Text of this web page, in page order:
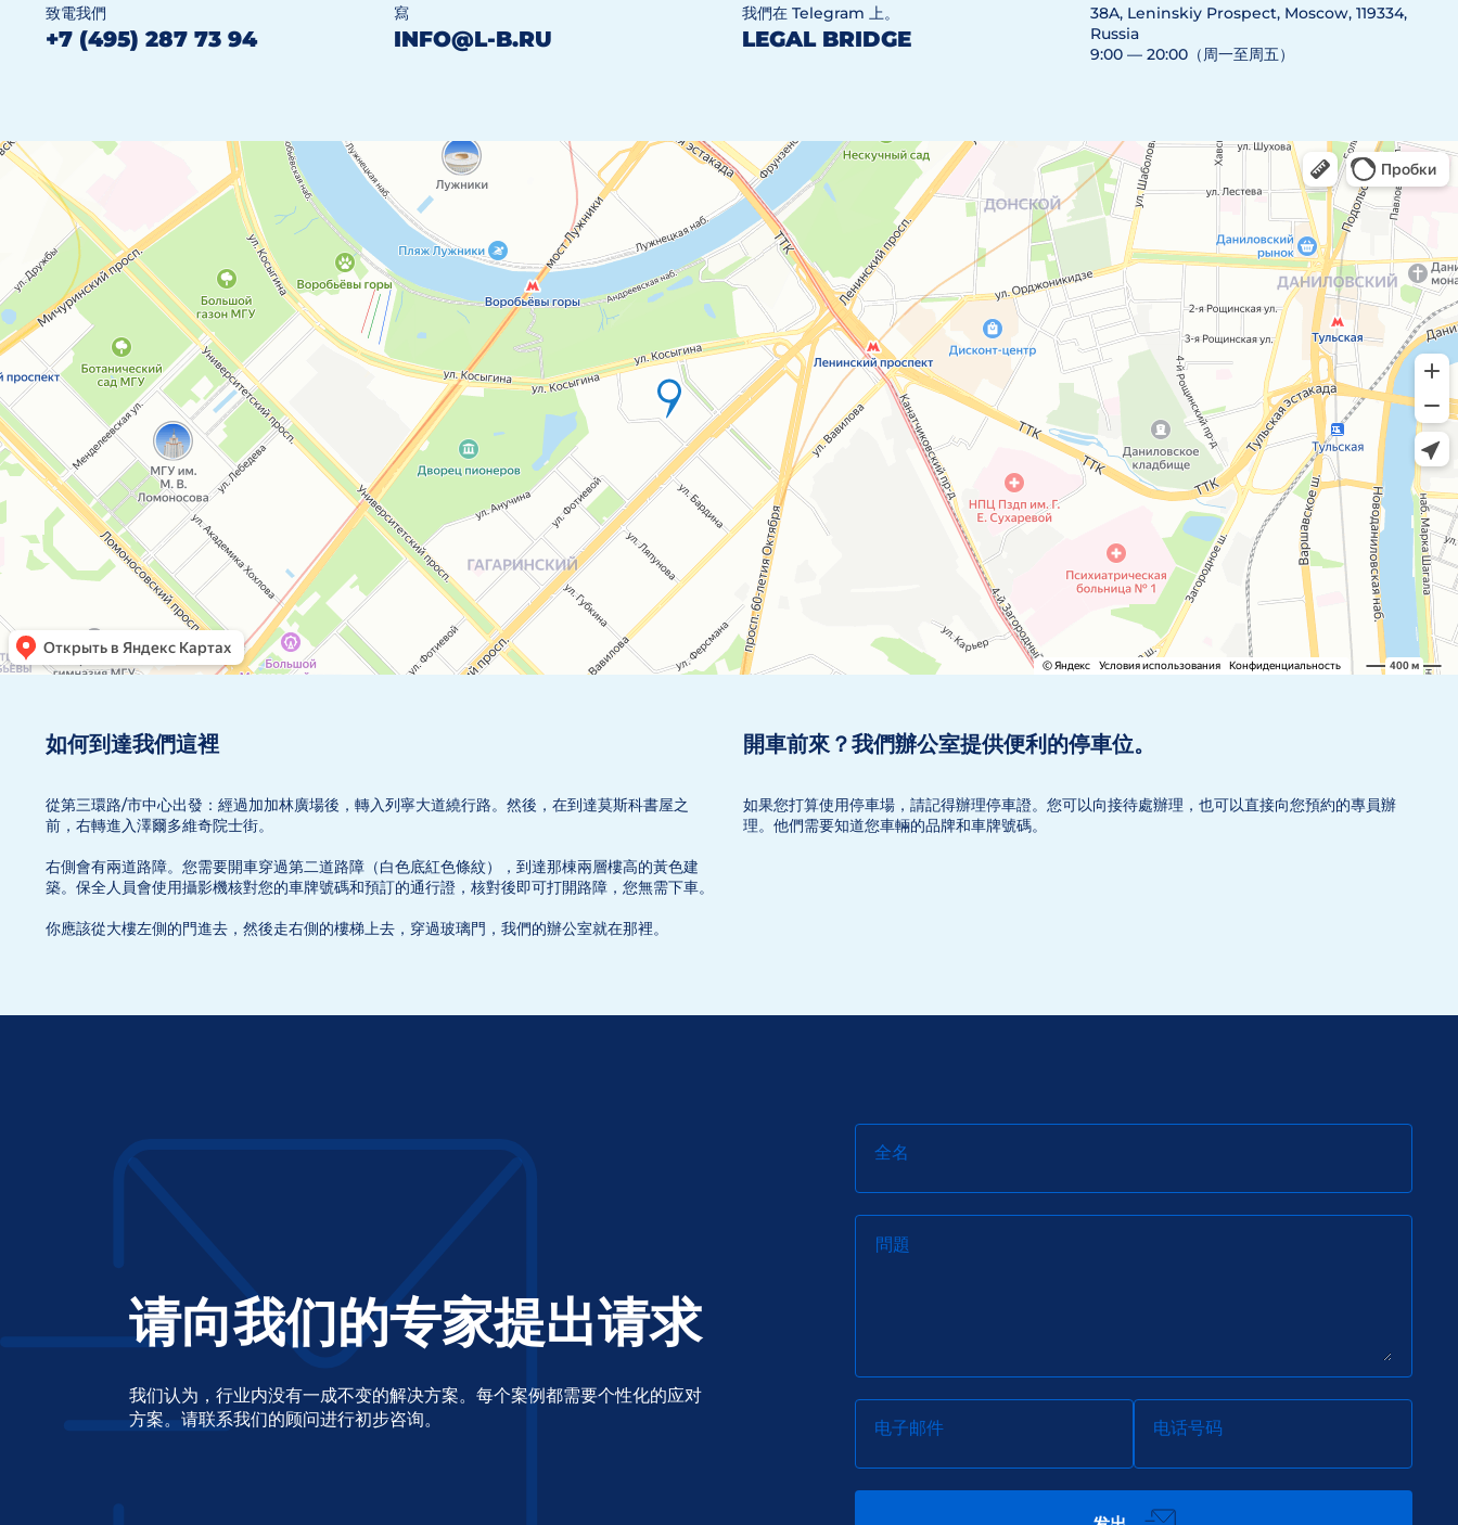
致電我們
+7 (495) 287 73 94
寫
INFO@L-B.RU
我們在 Telegram 上。
LEGAL BRIDGE
38A, Leninskiy Prospect, Moscow, 119334,
Russia
9:00 — 20:00（周一至周五）
如何到達我們這裡
從第三環路/市中心出發：經過加加林廣場後，轉入列寧大道繞行路。然後，在到達莫斯科書屋之
前，右轉進入澤爾多維奇院士街。
右側會有兩道路障。您需要開車穿過第二道路障（白色底紅色條紋），到達那棟兩層樓高的黃色建
築。保全人員會使用攝影機核對您的車牌號碼和預訂的通行證，核對後即可打開路障，您無需下車。
你應該從大樓左側的門進去，然後走右側的樓梯上去，穿過玻璃門，我們的辦公室就在那裡。
開車前來？我們辦公室提供便利的停車位。
如果您打算使用停車場，請記得辦理停車證。您可以向接待處辦理，也可以直接向您預約的專員辦
理。他們需要知道您車輛的品牌和車牌號碼。
请向我们的专家提出请求
我们认为，行业内没有一成不变的解决方案。每个案例都需要个性化的应对
方案。请联系我们的顾问进行初步咨询。
全名
問題
电子邮件 电话号码